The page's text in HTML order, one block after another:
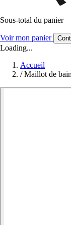
Sous-total du panier
Voir mon panier
Loading...
Accueil
/ Maillot de